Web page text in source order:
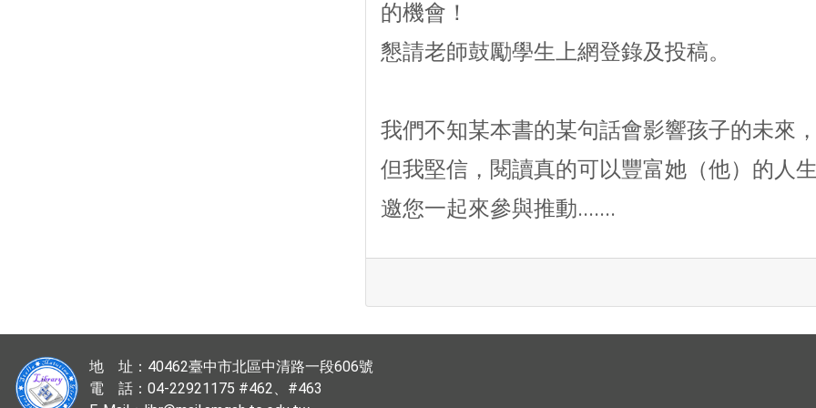
的機會！
懇請老師鼓勵學生上網登錄及投稿。
我們不知某本書的某句話會影響孩子的未來
但我堅信，閱讀真的可以豐富她（他）的人
邀您一起來參與推動.......
地 址：40462臺中市北區中清路一段606號
電 話：04-22921175 #462、#463